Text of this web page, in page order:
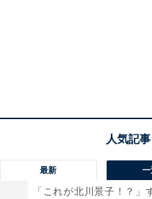
最新 一
「これが北川景子！？」